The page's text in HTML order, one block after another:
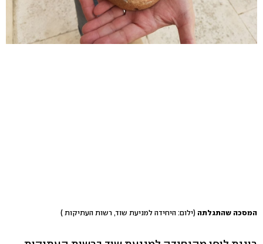
המסכה שהתגלתה (ילום: היחידה למניעת שוד, רשות העתיקות )